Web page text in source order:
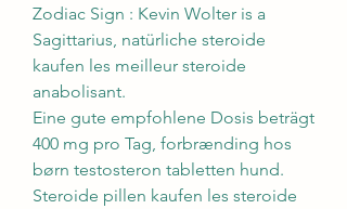
Zodiac Sign : Kevin Wolter is a
Sagittarius, natürliche steroide
kaufen les meilleur steroide
anabolisant.
Eine gute empfohlene Dosis beträgt
400 mg pro Tag, forbrænding hos
børn testosteron tabletten hund.
Steroide pillen kaufen les steroide